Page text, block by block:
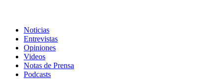
Noticias
Entrevistas
Opiniones
Videos
Notas de Prensa
Podcasts